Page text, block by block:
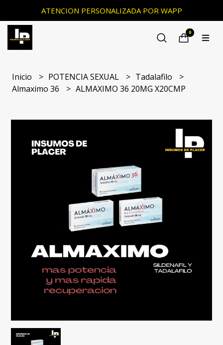
ATENCION PERSONALIZADA POR WAPP
0
Inicio POTENCIA SEXUAL
Tadalafilo
Almaximo 36
ALMAXIMO 36 20MG X20CMP